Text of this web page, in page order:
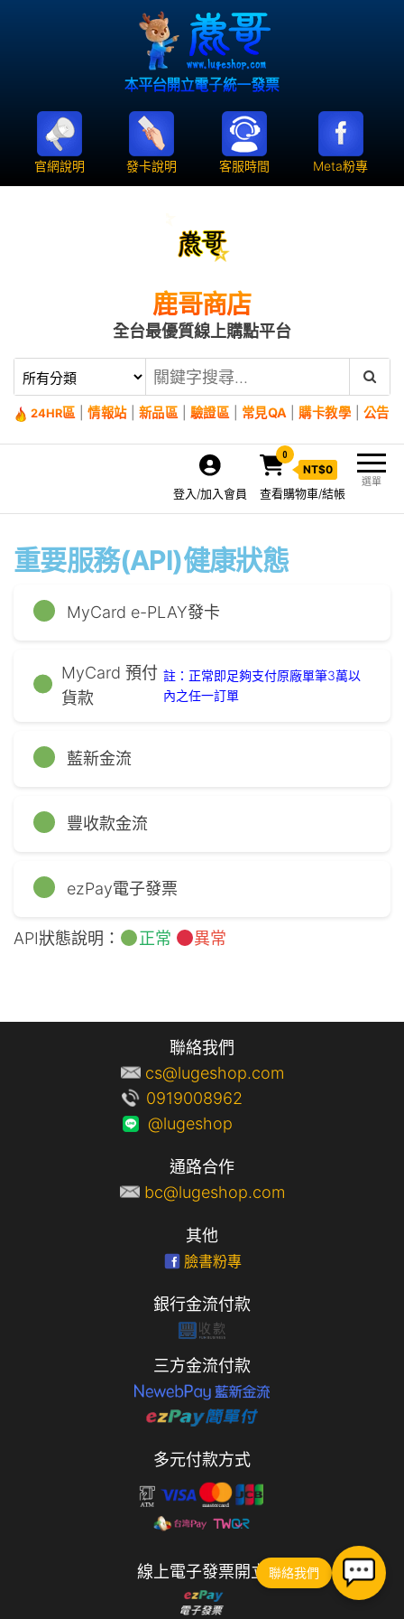
官網說明 發卡說明 客服時間 Meta粉專
鹿哥商店
全台最優質線上購點平台
24HR區 情報站| 新品區 驗證區 常見QA 購卡教學 公告
選單
0
NT$0
查看購物車/結帳
登入/加入會員
重要服務(API)健康狀態
MyCard e-PLAY發卡
MyCard 預付
貨款
註：正常即足夠支付原廠單筆3萬以
內之任一訂單
藍新金流
豐收款金流
ezPay電子發票
API狀態說明： 正常 異常
聯絡我們
cs@lugeshop.com
0919008962
@lugeshop
通路合作
bc@lugeshop.com
其他
臉書粉專
銀行金流付款
三方金流付款
多元付款方式
線上電子發票開立 聯絡我們